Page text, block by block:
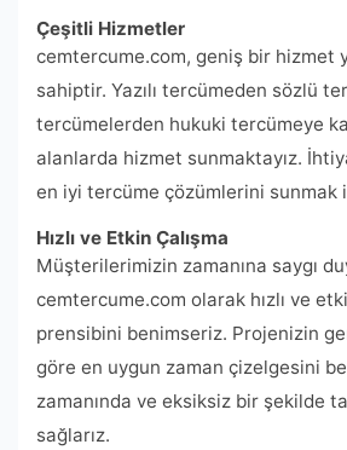
Çeşitli Hizmetler
cemtercume.com, geniş bir hizmet
sahiptir. Yazılı tercümeden sözlü
tercümelerden hukuki tercümeye
alanlarda hizmet sunmaktayız.
en iyi tercüme çözümlerini sunmak
Hızlı ve Etkin Çalışma
Müşterilerimizin zamanına saygı
cemtercume.com olarak hızlı ve
prensibini benimseriz. Projenizin
göre en uygun zaman çizelgesini
zamanında ve eksiksiz bir şekilde
sağlarız.